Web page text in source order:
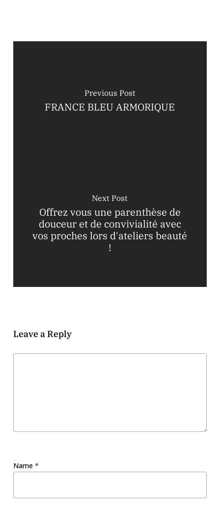
Previous Post
FRANCE BLEU ARMORIQUE
Next Post
Offrez vous une parenthèse de
douceur et de convivialité avec
vos proches lors d'ateliers beauté
!
Leave a Reply
Name *